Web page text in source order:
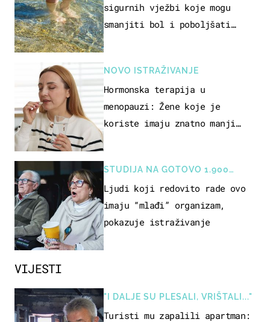
VIJESTI
"I DALJE SU PLESALI, VRIŠTALI..."
Turisti mu zapalili apartman:
sigurnih vježbi koje mogu
smanjiti bol i poboljšati
NOVO ISTRAŽIVANJE
Hormonska terapija u
menopauzi: Žene koje je
koriste imaju znatno manji
STUDIJA NA GOTOVO 1.900
OSOBA
Ljudi koji redovito rade ovo
imaju “mlađi” organizam,
pokazuje istraživanje